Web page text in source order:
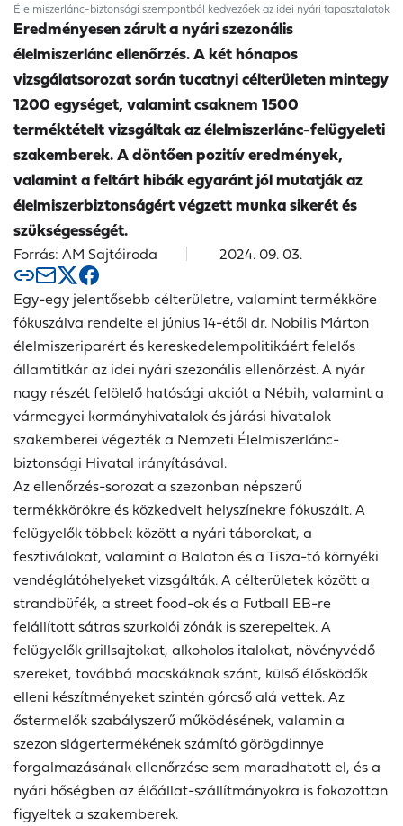
Élelmiszerlánc-biztonsági szempontból kedvezőek az idei nyári tapasztalatok
Eredményesen zárult a nyári szezonális
élelmiszerlánc ellenőrzés. A két hónapos
vizsgálatsorozat során tucatnyi célterületen mintegy
1200 egységet, valamint csaknem 1500
terméktételt vizsgáltak az élelmiszerlánc-felügyeleti
szakemberek. A döntően pozitív eredmények,
valamint a feltárt hibák egyaránt jól mutatják az
élelmiszerbiztonságért végzett munka sikerét és
szükségességét.
Forrás: AM Sajtóiroda 2024. 09. 03.
Egy-egy jelentősebb célterületre, valamint termékköre
fókuszálva rendelte el június 14-étől dr. Nobilis Márton
élelmiszeriparért és kereskedelempolitikáért felelős
államtitkár az idei nyári szezonális ellenőrzést. A nyár
nagy részét felölelő hatósági akciót a Nébih, valamint a
vármegyei kormányhivatalok és járási hivatalok
szakemberei végezték a Nemzeti Élelmiszerlánc-
biztonsági Hivatal irányításával.
Az ellenőrzés-sorozat a szezonban népszerű
termékkörökre és közkedvelt helyszínekre fókuszált. A
felügyelők többek között a nyári táborokat, a
fesztiválokat, valamint a Balaton és a Tisza-tó környéki
vendéglátóhelyeket vizsgálták. A célterületek között a
strandbüfék, a street food-ok és a Futball EB-re
felállított sátras szurkolói zónák is szerepeltek. A
felügyelők grillsajtokat, alkoholos italokat, növényvédő
szereket, továbbá macskáknak szánt, külső élősködők
elleni készítményeket szintén górcső alá vettek. Az
őstermelők szabályszerű működésének, valamin a
szezon slágertermékének számító görögdinnye
forgalmazásának ellenőrzése sem maradhatott el, és a
nyári hőségben az élőállat-szállítmányokra is fokozottan
figyeltek a szakemberek.